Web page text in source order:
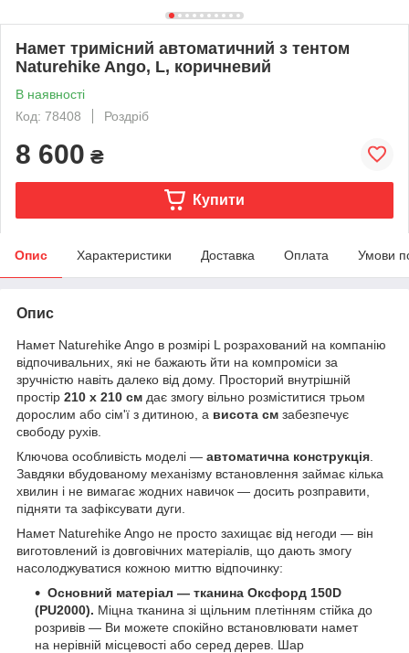
Намет тримісний автоматичний з тентом
Naturehike Ango, L, коричневий
В наявності
Код: 78408
Роздріб
8 600 ₴
Купити
Опис Характеристики Доставка Оплата Умови
Опис
Намет Naturehike Ango в розмірі L розрахований на компанію
відпочивальних, які не бажають йти на компроміси за
зручністю навіть далеко від дому. Просторий внутрішній
простір 210 х 210 см дає змогу вільно розміститися трьом
дорослим або сім'ї з дитиною, а висота см забезпечує
свободу рухів.
Ключова особливість моделі — автоматична конструкція
Завдяки вбудованому механізму встановлення займає кілька
хвилин і не вимагає жодних навичок — досить розправити,
підняти та зафіксувати дуги.
Намет Naturehike Ango не просто захищає від негоди — він
виготовлений із довговічних матеріалів, що дають змогу
насолоджуватися кожною миттю відпочинку:
Основний матеріал — тканина Оксфорд 150D
(PU2000). Міцна тканина зі щільним плетінням стійка до
розривів — Ви можете спокійно встановлювати намет
на нерівній місцевості або серед дерев. Шар